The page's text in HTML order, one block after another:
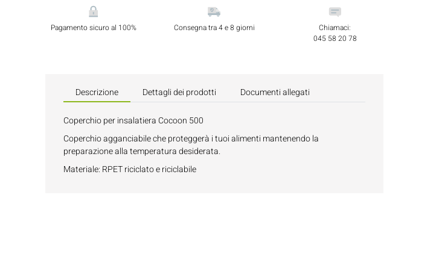
Pagamento sicuro al 100% Consegna tra 4 e 8 giorni
Chiamaci:
045 58 20 78
Descrizione Dettagli dei prodotti Documenti allegati
Coperchio per insalatiera Cocoon 500
Coperchio agganciabile che proteggerà i tuoi alimenti mantenendo la
preparazione alla temperatura desiderata.
Materiale: RPET riciclato e riciclabile